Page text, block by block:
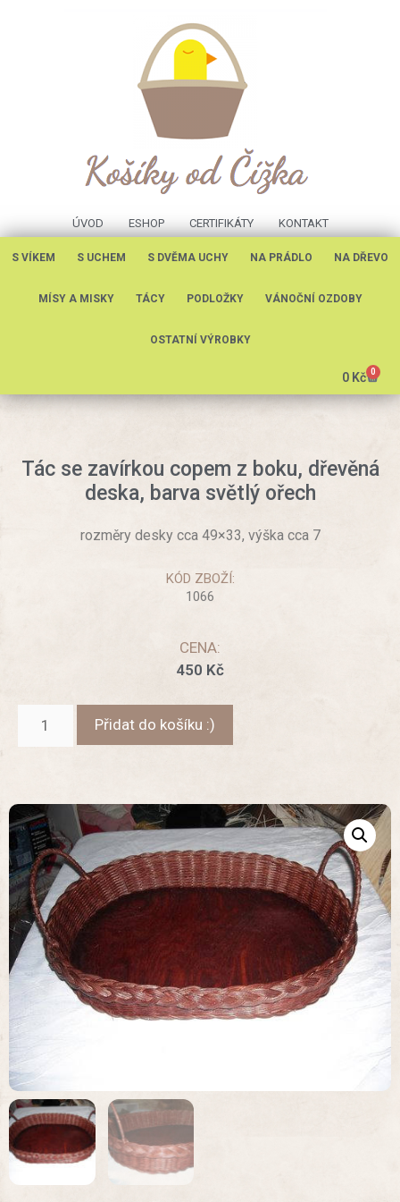
ÚVOD ESHOP CERTIFIKÁTY KONTAKT
S VÍKEM S UCHEM S DVĚMA UCHY NA PRÁDLO NA DŘEVO
MÍSY A MISKY TÁCY PODLOŽKY VÁNOČNÍ OZDOBY
OSTATNÍ VÝROBKY
0 Kč 0
Tác se zavírkou copem z boku, dřevěná
deska, barva světlý ořech
rozměry desky cca 49×33, výška cca 7
KÓD ZBOŽÍ:
1066
CENA:
450 Kč
Přidat do košíku :)